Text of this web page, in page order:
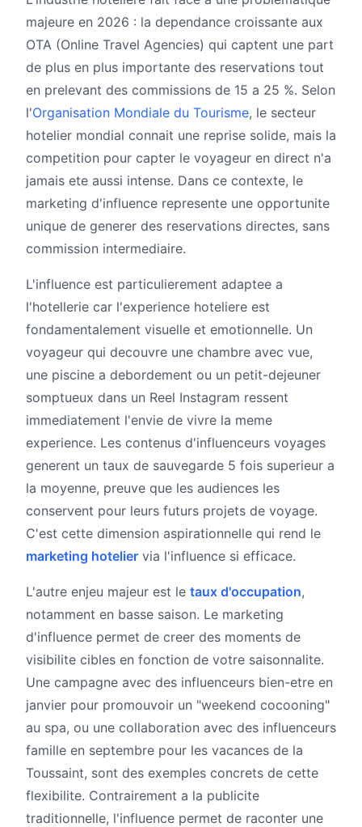
majeure en 2026 : la dependance croissante aux
OTA (Online Travel Agencies) qui captent une part
de plus en plus importante des reservations tout
en prelevant des commissions de 15 a 25 %. Selon
l'Organisation Mondiale du Tourisme, le secteur
hotelier mondial connait une reprise solide, mais la
competition pour capter le voyageur en direct n'a
jamais ete aussi intense. Dans ce contexte, le
marketing d'influence represente une opportunite
unique de generer des reservations directes, sans
commission intermediaire.
L'influence est particulierement adaptee a
l'hotellerie car l'experience hoteliere est
fondamentalement visuelle et emotionnelle. Un
voyageur qui decouvre une chambre avec vue,
une piscine a debordement ou un petit-dejeuner
somptueux dans un Reel Instagram ressent
immediatement l'envie de vivre la meme
experience. Les contenus d'influenceurs voyages
generent un taux de sauvegarde 5 fois superieur a
la moyenne, preuve que les audiences les
conservent pour leurs futurs projets de voyage.
C'est cette dimension aspirationnelle qui rend le
marketing hotelier via l'influence si efficace.
L'autre enjeu majeur est le taux d'occupation,
notamment en basse saison. Le marketing
d'influence permet de creer des moments de
visibilite cibles en fonction de votre saisonnalite.
Une campagne avec des influenceurs bien-etre en
janvier pour promouvoir un "weekend cocooning"
au spa, ou une collaboration avec des influenceurs
famille en septembre pour les vacances de la
Toussaint, sont des exemples concrets de cette
flexibilite. Contrairement a la publicite
traditionnelle, l'influence permet de raconter une